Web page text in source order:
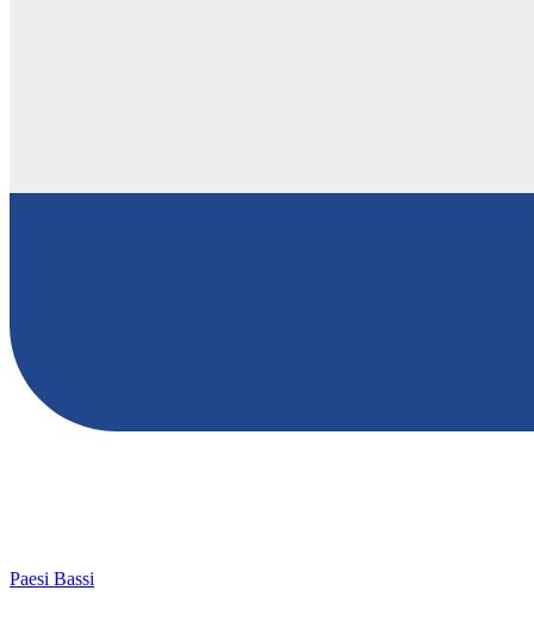
Paesi Bassi